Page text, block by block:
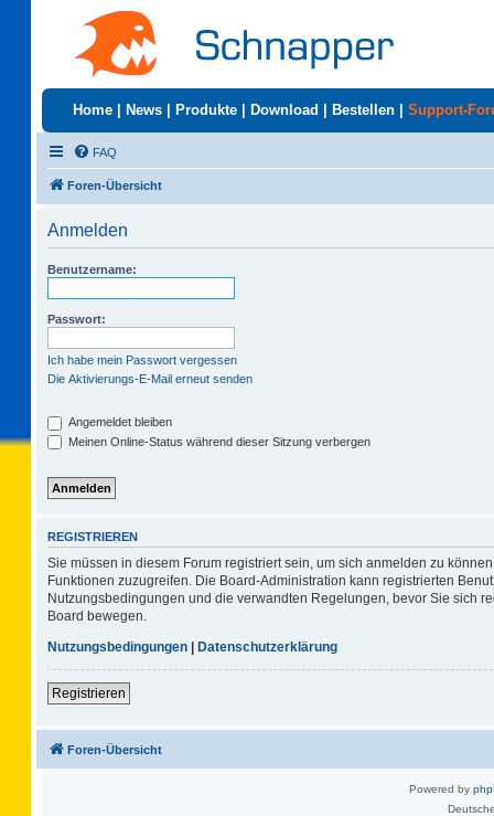
Home News Produkte Download Bestellen Support-
FAQ
Foren-Übersicht
Anmelden
Benutzername:
Passwort:
Ich habe mein Passwort vergessen
Die Aktivierungs-E-Mail erneut senden
Angemeldet bleiben
Meinen Online-Status während dieser Sitzung verbergen
REGISTRIEREN
Sie müssen in diesem Forum registriert sein, um sich anmelden zu
Funktionen zuzugreifen. Die Board-Administration kann registrierten
Nutzungsbedingungen und die verwandten Regelungen, bevor Sie sich
Board bewegen.
Nutzungsbedingungen | Datenschutzerklärung
Registrieren
Foren-Übersicht
Powered by